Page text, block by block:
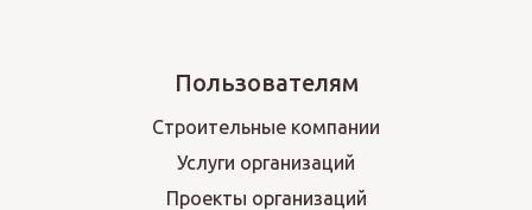
Пользователям
Строительные компании
Услуги организаций
Проекты организаций